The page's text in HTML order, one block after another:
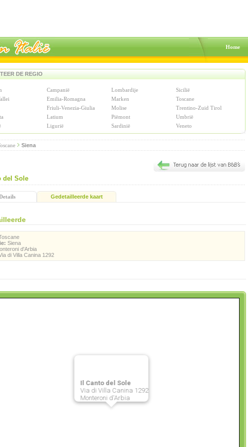
Home
DE REGIO
Campanië Lombardije
Sicilië
Emilia-Romagna Marken
Toscane
Friuli-Venezia-Giulia Molise
Trentino-Zuid Tirol
Latium Piëmont
Umbrië
Ligurië Sardinië Veneto
Siena
del Sole
Gedetailleerde kaart
Siena
d'Arbia
di Villa Canina 1292
Il Canto del Sole
Via di Villa Canina 1292
Monteroni d'Arbia